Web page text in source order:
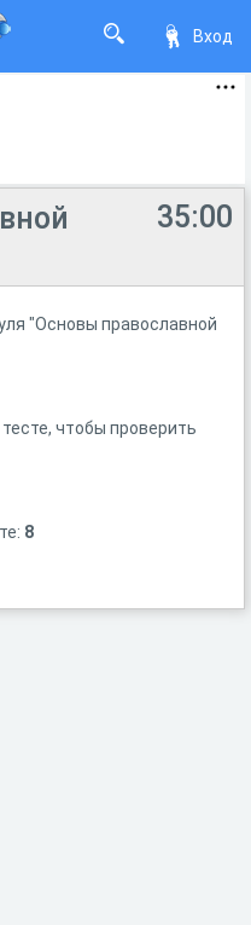
Вход
35:00
"Основы православной
чтобы проверить
8